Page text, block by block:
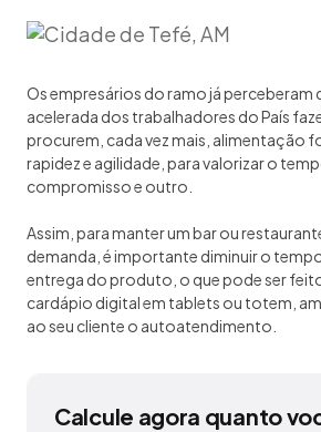
Os empresários do ramo já perceberam
acelerada dos trabalhadores do País
procurem, cada vez mais, alimentação
rapidez e agilidade, para valorizar o
compromisso e outro.
Assim, para manter um bar ou
demanda, é importante diminuir o
entrega do produto, o que pode ser
cardápio digital em tablets ou totem,
ao seu cliente o autoatendimento.
Calcule agora quanto